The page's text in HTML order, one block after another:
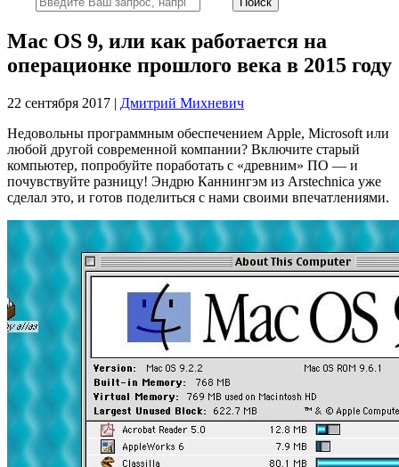
Mac OS 9, или как работается на
операционке прошлого века в 2015 году
22 сентября 2017 | Дмитрий Михневич
Недовольны программным обеспечением Apple, Microsoft или
любой другой современной компании? Включите старый
компьютер, попробуйте поработать с «древним» ПО — и
почувствуйте разницу! Эндрю Каннингэм из Arstechnica уже
сделал это, и готов поделиться с нами своими впечатлениями.